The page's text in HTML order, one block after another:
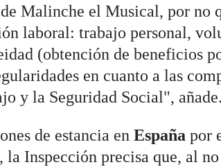
Malinche el Musical, por no
laboral: trabajo personal,
(obtención de beneficios
en cuanto a las
y la Seguridad Social", añade.
de estancia enEspañapor
la Inspección precisa que, al